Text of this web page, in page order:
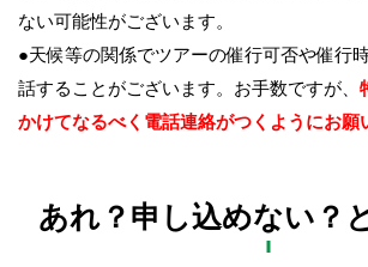
ない可能性がございます。
●天候等の関係でツアーの催行可否や催行
話することがございます。お手数ですが、
かけてなるべく電話連絡がつくようにお願
あれ？申し込めない？